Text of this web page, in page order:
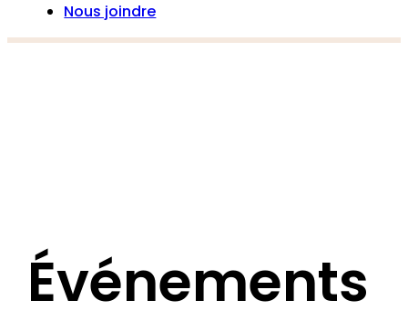
Nous joindre
Événements